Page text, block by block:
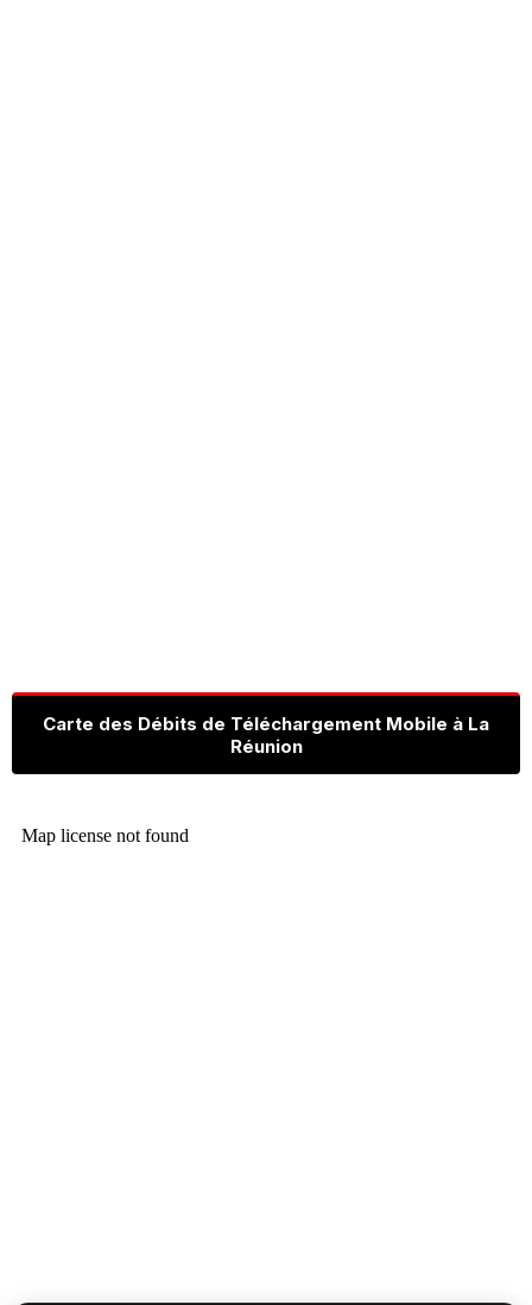
Carte des Débits de Téléchargement Mobile à La
Réunion